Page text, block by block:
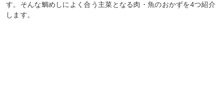
す。そんな鯛めしによく合う主菜となる肉・魚のおかずを4つ紹介
します。